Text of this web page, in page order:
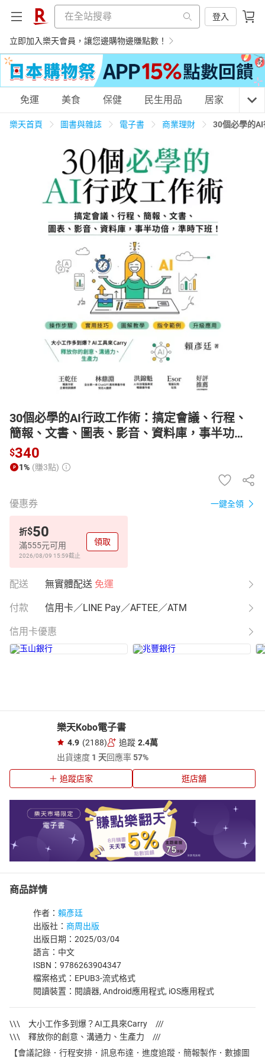
登入
立即加入樂天會員，讓您邊購物邊賺點數！
購物網分類
美食蛋糕 養生保健
男裝 化妝保養 情趣用品
電子/紙本書
免運 美食 保健 民生用品 居家 3C
樂天首頁 圖書與雜誌 電子書 商業理財 30個必學的
30個必學的AI行政工作術：搞定會議、行程、
簡報、文書、圖表、影音、資料庫，事半功
倍，準時下班！【電子書】
$340
1% (賺3點)
優惠券 一鍵全領
折$50
滿555元可用
2026/08/09 15:59截止
領取
配送 無實體配送 免運
付款 信用卡／LINE Pay／AFTEE／ATM
信用卡優惠
樂天Kobo電子書
4.9 (2188) 追蹤 2.4萬
出貨速度 1 天回應率57%
追蹤店家 逛店舖
商品詳情
作者： 賴彥廷
出版社： 商周出版
出版日期：2025/03/04
語言：中文
ISBN：9786263904347
檔案格式：EPUB3-流式格式
閱讀裝置：閱讀器, Android應用程式, iOS應用程式
\\\ 大小工作多到爆？AI工具來Carry ///
\\\ 釋放你的創意、溝通力、生產力 ///
【會議記錄．行程安排．訊息布達．進度追蹤．簡報製作．數據圖